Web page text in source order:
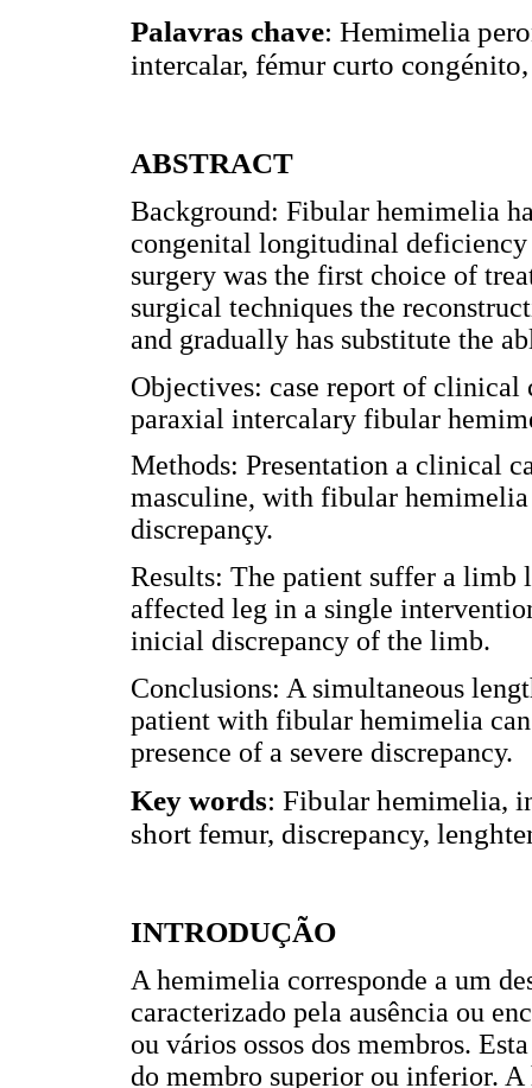
Palavras chave: Hemimelia
intercalar, fémur curto
ABSTRACT
Background: Fibular hemimelia
congenital longitudinal
surgery was the first choice of
surgical techniques the
and gradually has substitute the
Objectives: case report of
paraxial intercalary fibular
Methods: Presentation a clinical
masculine, with fibular
discrepançy.
Results: The patient suffer a
affected leg in a single
inicial discrepancy of the limb.
Conclusions: A simultaneous
patient with fibular hemimelia
presence of a severe discrepancy.
Key words: Fibular hemimelia,
short femur, discrepancy,
INTRODUÇÃO
A hemimelia corresponde a um
caracterizado pela ausência ou
ou vários ossos dos membros.
do membro superior ou inferior.